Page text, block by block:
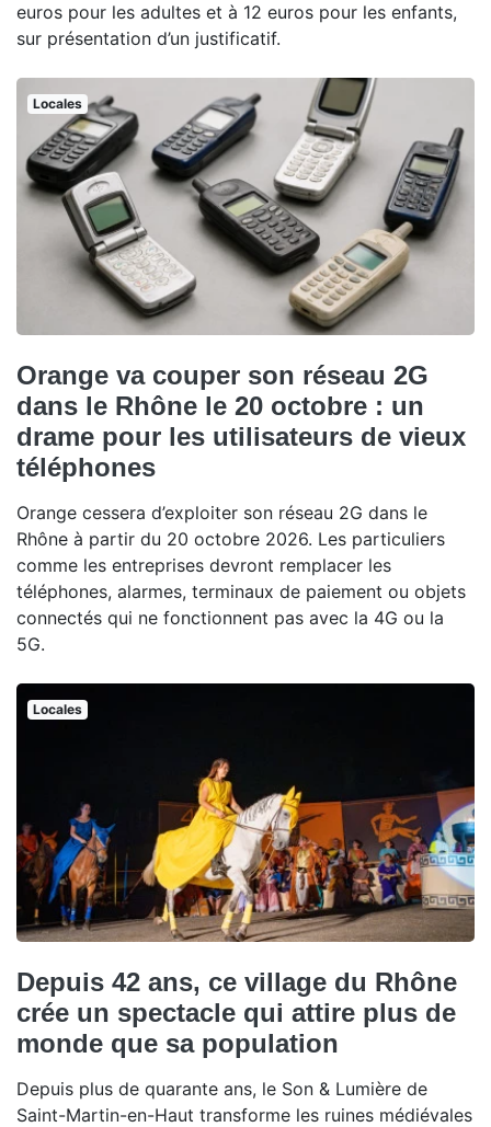
euros pour les adultes et à 12 euros pour les enfants,
sur présentation d’un justificatif.
Locales
Orange va couper son réseau 2G
dans le Rhône le 20 octobre : un
drame pour les utilisateurs de vieux
téléphones
Orange cessera d’exploiter son réseau 2G dans le
Rhône à partir du 20 octobre 2026. Les particuliers
comme les entreprises devront remplacer les
téléphones, alarmes, terminaux de paiement ou objets
connectés qui ne fonctionnent pas avec la 4G ou la
5G.
Locales
Depuis 42 ans, ce village du Rhône
crée un spectacle qui attire plus de
monde que sa population
Depuis plus de quarante ans, le Son & Lumière de
Saint-Martin-en-Haut transforme les ruines médiévales